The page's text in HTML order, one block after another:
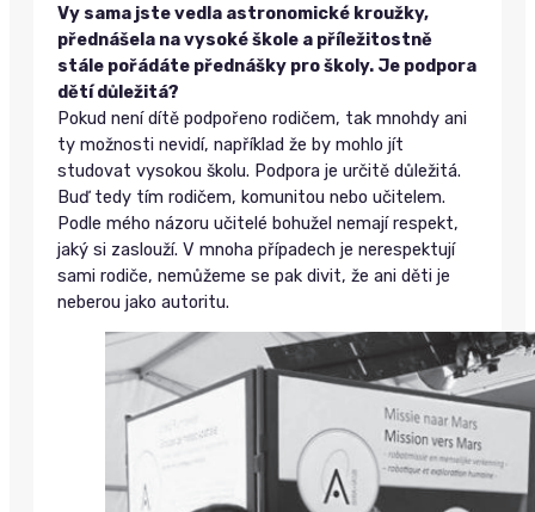
Vy sama jste vedla astronomické kroužky,
přednášela na vysoké škole a příležitostně
stále pořádáte přednášky pro školy. Je podpora
dětí důležitá?
Pokud není dítě podpořeno rodičem, tak mnohdy ani
ty možnosti nevidí, například že by mohlo jít
studovat vysokou školu. Podpora je určitě důležitá.
Buď tedy tím rodičem, komunitou nebo učitelem.
Podle mého názoru učitelé bohužel nemají respekt,
jaký si zaslouží. V mnoha případech je nerespektují
sami rodiče, nemůžeme se pak divit, že ani děti je
neberou jako autoritu.